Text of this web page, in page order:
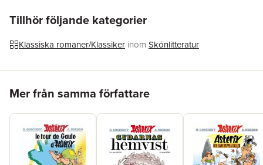
Tillhör följande kategorier
Klassiska romaner/Klassiker inom Skönlitteratur
Mer från samma författare